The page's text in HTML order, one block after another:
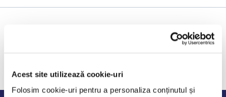
Acest site utilizează cookie-uri
Folosim cookie-uri pentru a personaliza conținutul și